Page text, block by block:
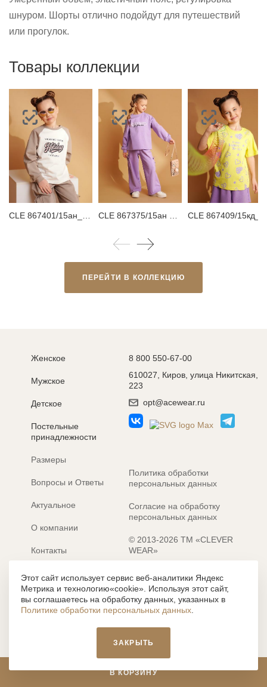
В КОРЗИНУ
шнуром. Шорты отлично подойдут для путешествий
или прогулок.
Товары коллекции
ПЕРЕЙТИ В КОЛЛЕКЦИЮ
Женское
Мужское
Детское
Постельные
принадлежности
Размеры
Вопросы и Ответы
Актуальное
О компании
Контакты
Электронные каталоги
8 800 550-67-00
610027, Киров, улица Никитская,
223
opt@acewear.ru
Политика обработки
персональных данных
Согласие на обработку
персональных данных
© 2013-2026 ТМ «CLEVER
WEAR»
Разработка сайта: MACHAON
Все содержание, представленное или отраженное на сайте
https://clever-style.ru, включая, но не ограничиваясь, текстом,
графикой, фотографиями, иллюстрациями и т.д., являются
объектами авторского права, использование которых, без
письменного разрешения администрации и без активной
влечет наложение ответственности с действующим
законодательством РФ.
Этот сайт использует сервис веб-аналитики Яндекс
Метрика и технологию«cookie». Используя этот сайт,
вы соглашаетесь на обработку данных, указанных в
Политике обработки персональных данных
ЗАКРЫТЬ